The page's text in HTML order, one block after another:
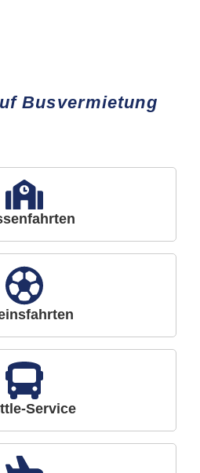
Busvermietung
Service